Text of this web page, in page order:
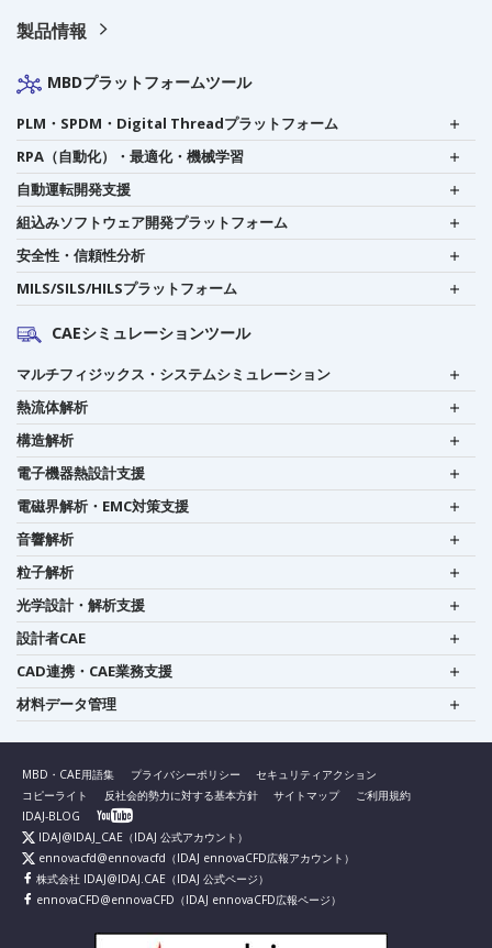
製品情報
MBDプラットフォームツール
PLM・SPDM・Digital Threadプラットフォーム
RPA（自動化）・最適化・機械学習
自動運転開発支援
組込みソフトウェア開発プラットフォーム
安全性・信頼性分析
MILS/SILS/HILSプラットフォーム
CAEシミュレーションツール
マルチフィジックス・システムシミュレーション
熱流体解析
構造解析
電子機器熱設計支援
電磁界解析・EMC対策支援
音響解析
粒子解析
光学設計・解析支援
設計者CAE
CAD連携・CAE業務支援
材料データ管理
MBD・CAE用語集 プライバシーポリシー
セキュリティアクション
コピーライト
反社会的勢力に対する基本方針 サイトマップ
ご利用規約
IDAJ-BLOG
IDAJ@IDAJ_CAE （IDAJ 公式アカウント）
ennovacfd@ennovacfd （IDAJ ennovaCFD広報アカウント）
株式会社 IDAJ@IDAJ.CAE （IDAJ 公式ページ）
ennovaCFD@ennovaCFD （IDAJ ennovaCFD広報ページ）